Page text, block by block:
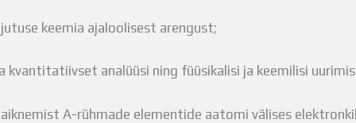
keemia ajaloolisest arengust;
analüüsi ning füüsikalisi ja keemilisi
A-rühmade elementide aatomi välises